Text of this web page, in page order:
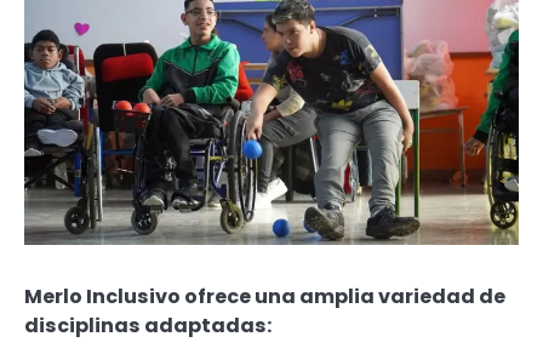
Merlo Inclusivo ofrece una amplia variedad de
disciplinas adaptadas: